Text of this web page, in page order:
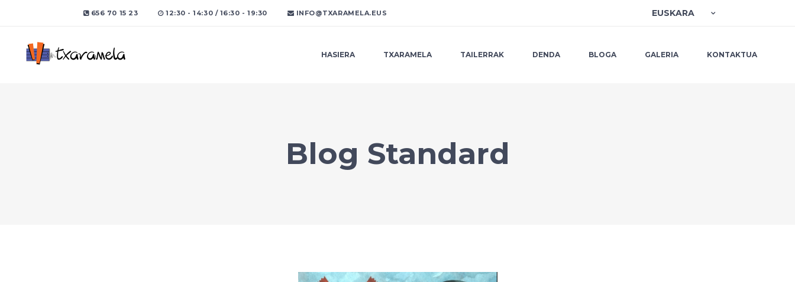
656 70 15 23 12:30 - 14:30 / 16:30 - 19:30 INFO@TXARAMELA.EUS EUSKARA
HASIERA TXARAMELA TAILERRAK DENDA BLOGA GALERIA KONTAKTUA
Blog Standard